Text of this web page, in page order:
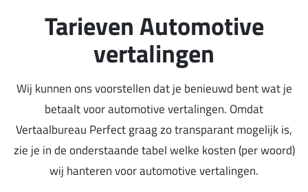
Tarieven Automotive
vertalingen
Wij kunnen ons voorstellen dat je benieuwd bent wat je
betaalt voor automotive vertalingen. Omdat
Vertaalbureau Perfect graag zo transparant mogelijk is,
zie je in de onderstaande tabel welke kosten (per woord)
wij hanteren voor automotive vertalingen.